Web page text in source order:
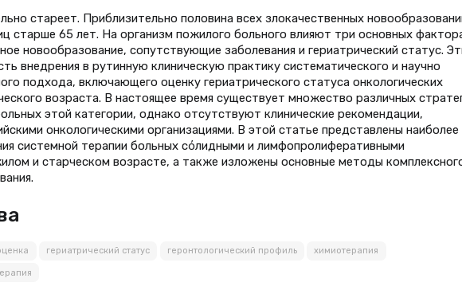
стареет. Приблизительно половина всех злокачественных
старше 65 лет. На организм пожилого больного влияют три основных
новообразование, сопутствующие заболевания и гериатрический статус.
внедрения в рутинную клиническую практику систематического и научно
подхода, включающего оценку гериатрического статуса онкологических
возраста. В настоящее время существует множество различных
этой категории, однако отсутствуют клинические рекомендации,
онкологическими организациями. В этой статье представлены наиболее
системной терапии больных сόлидными и лимфопролиферативными
и старческом возрасте, а также изложены основные методы
гериатрический статус геронтологический профиль химиотерапия